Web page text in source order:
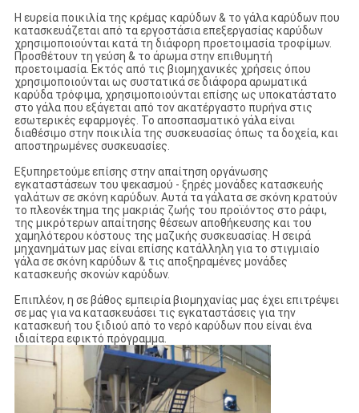
Η ευρεία ποικιλία της κρέμας καρύδων & το γάλα καρύδων που
κατασκευάζεται από τα εργοστάσια επεξεργασίας καρύδων
χρησιμοποιούνται κατά τη διάφορη προετοιμασία τροφίμων.
Προσθέτουν τη γεύση & το άρωμα στην επιθυμητή
προετοιμασία. Εκτός από τις βιομηχανικές χρήσεις όπου
χρησιμοποιούνται ως συστατικά σε διάφορα αρωματικά
καρύδα τρόφιμα, χρησιμοποιούνται επίσης ως υποκατάστατο
στο γάλα που εξάγεται από τον ακατέργαστο πυρήνα στις
εσωτερικές εφαρμογές. Το αποσπασματικό γάλα είναι
διαθέσιμο στην ποικιλία της συσκευασίας όπως τα δοχεία, και
αποστηρωμένες συσκευασίες.
Εξυπηρετούμε επίσης στην απαίτηση οργάνωσης
εγκαταστάσεων του ψεκασμού - ξηρές μονάδες κατασκευής
γαλάτων σε σκόνη καρύδων. Αυτά τα γάλατα σε σκόνη κρατούν
το πλεονέκτημα της μακριάς ζωής του προϊόντος στο ράφι,
της μικρότερων απαίτησης θέσεων αποθήκευσης και του
χαμηλότερου κόστους της μαζικής συσκευασίας. Η σειρά
μηχανημάτων μας είναι επίσης κατάλληλη για το στιγμιαίο
γάλα σε σκόνη καρύδων & τις αποξηραμένες μονάδες
κατασκευής σκονών καρύδων.
Επιπλέον, η σε βάθος εμπειρία βιομηχανίας μας έχει επιτρέψει
σε μας για να κατασκευάσει τις εγκαταστάσεις για την
κατασκευή του ξιδιού από το νερό καρύδων που είναι ένα
ιδιαίτερα εφικτό πρόγραμμα.